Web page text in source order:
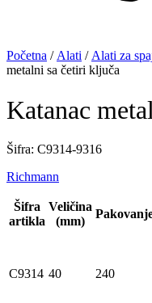
Početna / Alati / Alati za
metalni sa četiri ključa
Katanac
Šifra: C9314-9316
Richmann
Šifra
artikla
Veličina
(mm)
C9314 40 240